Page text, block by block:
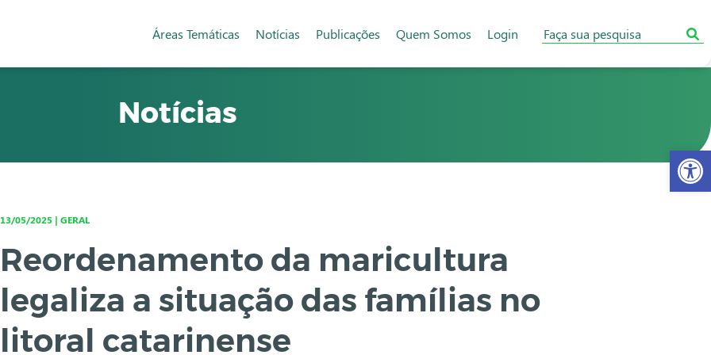
Áreas Temáticas Notícias Publicações Quem Somos Login
Notícias
13/05/2025 | GERAL
Reordenamento da maricultura
legaliza a situação das famílias no
litoral catarinense